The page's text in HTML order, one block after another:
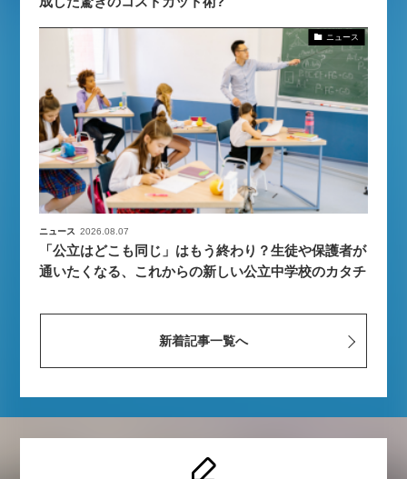
ニュース
ニュース 2026.08.07
「公立はどこも同じ」はもう終わり？生徒や保護者が
通いたくなる、これからの新しい公立中学校のカタチ
新着記事一覧へ